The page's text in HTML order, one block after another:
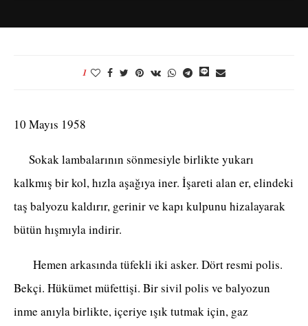
1
10 Mayıs 1958
Sokak lambalarının sönmesiyle birlikte yukarı
kalkmış bir kol, hızla aşağıya iner. İşareti alan er, elindeki
taş balyozu kaldırır, gerinir ve kapı kulpunu hizalayarak
bütün hışmıyla indirir.
Hemen arkasında tüfekli iki asker. Dört resmi polis.
Bekçi. Hükümet müfettişi. Bir sivil polis ve balyozun
inme anıyla birlikte, içeriye ışık tutmak için, gaz